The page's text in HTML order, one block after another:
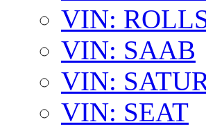
VIN:
VIN: SAAB
VIN:
VIN: SEAT